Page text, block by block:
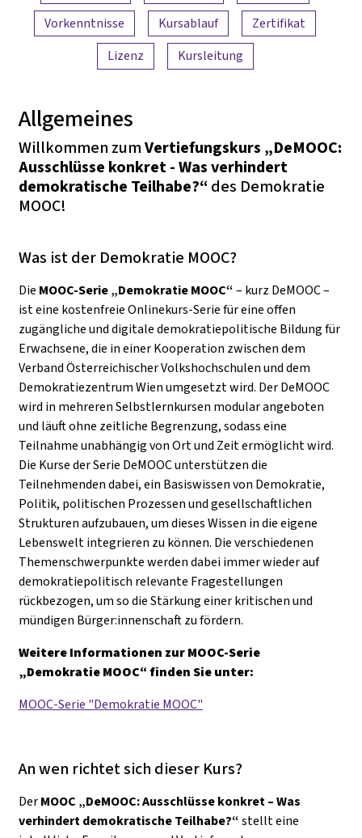
Vorkenntnisse
Kursablauf
Zertifikat
Lizenz
Kursleitung
Allgemeines
Willkommen zumVertiefungskurs „DeMOOC:
Ausschlüsse konkret - Was verhindert
demokratische Teilhabe?“ des Demokratie
MOOC!
Was ist der Demokratie MOOC?
Die MOOC-Serie „Demokratie MOOC“– kurz DeMOOC –
ist eine kostenfreie Onlinekurs-Serie für eine offen
zugängliche und digitale demokratiepolitische Bildung für
Erwachsene, die in einer Kooperation zwischen dem
Verband Österreichischer Volkshochschulen und dem
Demokratiezentrum Wien umgesetzt wird. Der DeMOOC
wird in mehreren Selbstlernkursen modular angeboten
und läuft ohne zeitliche Begrenzung, sodass eine
Teilnahme unabhängig von Ort und Zeit ermöglicht wird.
Die Kurse der Serie DeMOOC unterstützen die
Teilnehmenden dabei, ein Basiswissen von Demokratie,
Politik, politischen Prozessen und gesellschaftlichen
Strukturen aufzubauen, um dieses Wissen in die eigene
Lebenswelt integrieren zu können. Die verschiedenen
Themenschwerpunkte werden dabei immer wieder auf
demokratiepolitisch relevante Fragestellungen
rückbezogen, um so die Stärkung einer kritischen und
mündigen Bürger:innenschaft zu fördern.
Weitere Informationen zur MOOC-Serie
„Demokratie MOOC“ finden Sie unter:
MOOC-Serie "Demokratie MOOC"
An wen richtet sich dieser Kurs?
DerMOOC „DeMOOC: Ausschlüsse konkret – Was
verhindert demokratische Teilhabe?“stellt eine